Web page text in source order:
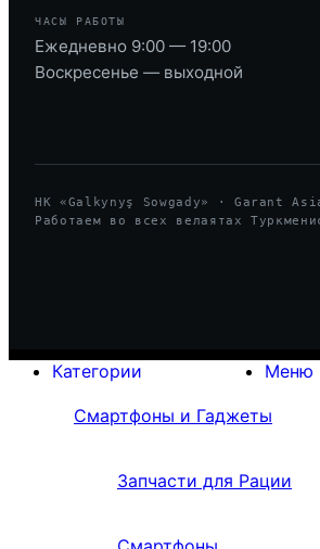
ЧАСЫ РАБОТЫ
Ежедневно 9:00 — 19:00
Воскресенье — выходной
HK «Galkynyş Sowgady» · Garant
Работаем во всех велаятах
Меню
Категории
Смартфоны и Гаджеты
Запчасти для Рации